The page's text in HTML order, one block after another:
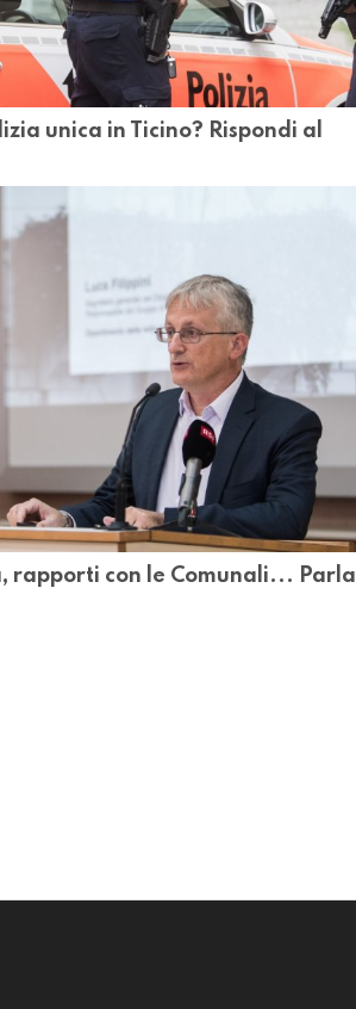
unica in Ticino? Rispondi al
rapporti con le Comunali... Parla